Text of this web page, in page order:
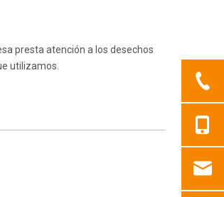
presta atención a los desechos
utilizamos.